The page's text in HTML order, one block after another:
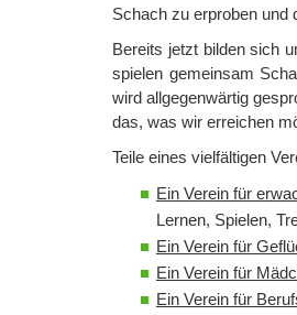
Schach zu erproben und
Bereits jetzt bilden sich
spielen gemeinsam
wird allgegenwärtig
das, was wir erreichen
Teile eines vielfältigen
Ein Verein für
Lernen, Spielen,
Ein Verein für
Ein Verein für
Ein Verein für